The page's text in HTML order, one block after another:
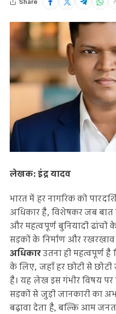
लेखक: इंद्र यादव
भारत में हर नागरिक को
अधिकार है, विशेषकर जब
और महत्वपूर्ण बुनियादी ढांचों
सड़कों के निर्माण और रखरखाव
अधिकारउतना ही महत्वपूर्ण है
के लिए, जहाँ हर छोटी से छोटी
है। यह लेख इस गंभीर विषय पर
सड़कों से जुड़ी जानकारी का
बढ़ावा देता है, बल्कि आम